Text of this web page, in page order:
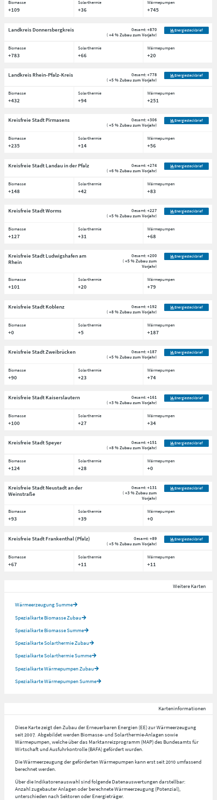
Biomasse Solarthermie Wärmepumpen
+109 +36 +745
Landkreis Donnersbergkreis Gesamt:+870
(+4 % Zubau zum Vorjahr)
Energiesteckbrief
Biomasse Solarthermie Wärmepumpen
+783 +66 +20
Landkreis Rhein-Pfalz-Kreis Gesamt:+778
(+5 % Zubau zum Vorjahr)
Energiesteckbrief
Biomasse Solarthermie Wärmepumpen
+432 +94 +251
Kreisfreie Stadt Pirmasens Gesamt:+306
(+5 % Zubau zum Vorjahr)
Energiesteckbrief
Biomasse Solarthermie Wärmepumpen
+235 +14 +56
Kreisfreie Stadt Landau in der Pfalz Gesamt:+274
(+6 % Zubau zum Vorjahr)
Energiesteckbrief
Biomasse Solarthermie Wärmepumpen
+148 +42 +83
Kreisfreie Stadt Worms Gesamt:+227
(+5 % Zubau zum Vorjahr)
Energiesteckbrief
Biomasse Solarthermie Wärmepumpen
+127 +31 +68
Kreisfreie Stadt Ludwigshafen am
Rhein
Gesamt:+200
(+5 % Zubau zum
Vorjahr)
Energiesteckbrief
Biomasse Solarthermie Wärmepumpen
+101 +20 +79
Kreisfreie Stadt Koblenz Gesamt:+192
(+8 % Zubau zum Vorjahr)
Energiesteckbrief
Biomasse Solarthermie Wärmepumpen
+0 +5 +187
Kreisfreie Stadt Zweibrücken Gesamt:+187
(+5 % Zubau zum Vorjahr)
Energiesteckbrief
Biomasse Solarthermie Wärmepumpen
+90 +23 +74
Kreisfreie Stadt Kaiserslautern Gesamt:+161
(+3 % Zubau zum Vorjahr)
Energiesteckbrief
Biomasse Solarthermie Wärmepumpen
+100 +27 +34
Kreisfreie Stadt Speyer Gesamt:+151
(+8 % Zubau zum Vorjahr)
Energiesteckbrief
Biomasse Solarthermie Wärmepumpen
+124 +28 +0
Kreisfreie Stadt Neustadt an der
Weinstraße
Gesamt:+131
(+3 % Zubau zum
Vorjahr)
Energiesteckbrief
Biomasse Solarthermie Wärmepumpen
+93 +39 +0
Kreisfreie Stadt Frankenthal (Pfalz) Gesamt:+89
(+5 % Zubau zum Vorjahr)
Energiesteckbrief
Biomasse Solarthermie Wärmepumpen
+67 +11 +11
Weitere Karten
Wärmeerzeugung Summe
Spezialkarte Biomasse Zubau
Spezialkarte Biomasse Summe
Spezialkarte Solarthermie Zubau
Spezialkarte Solarthermie Summe
Spezialkarte Wärmepumpen Zubau
Spezialkarte Wärmepumpen Summe
Karteninformationen
Diese Karte zeigt den Zubau der Erneuerbaren Energien (EE) zur Wärmeerzeugung
seit 2007. Abgebildet werden Biomasse- und Solarthermie-Anlagen sowie
Wärmepumpen, welche über das Marktanreizprogramm (MAP) des Bundesamts für
Wirtschaft und Ausfuhrkontrolle (BAFA) gefördert wurden.
Die Wärmeerzeugung der geförderten Wärmepumpen kann erst seit 2010 umfassend
berechnet werden.
Über die Indikatorenauswahl sind folgende Datenauswertungen darstellbar:
Anzahl zugebauter Anlagen oder berechnete Wärmeerzeugung (Potenzial),
unterschieden nach Sektoren oder Energieträger.